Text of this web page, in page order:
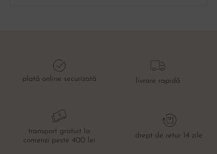
plată online securizată livrare rapidă
transport gratuit la
comenzi peste 400 lei
drept de retur 14 zile